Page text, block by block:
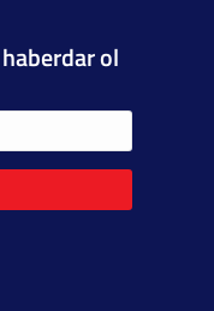
ol